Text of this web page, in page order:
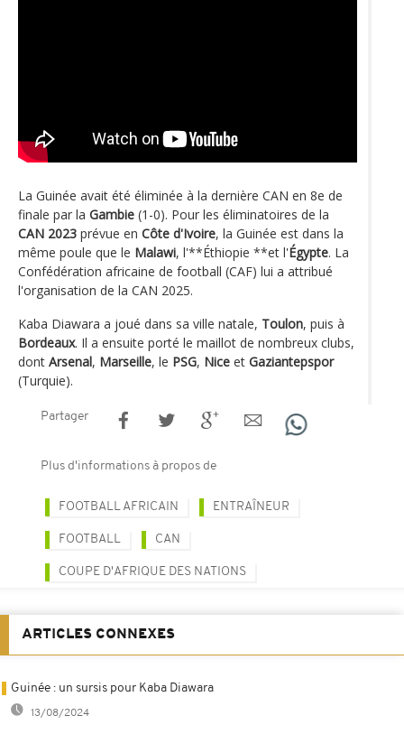
La Guinée avait été éliminée à la dernière CAN en 8e de
finale par la Gambie (1-0). Pour les éliminatoires de la
CAN 2023 prévue en Côte d'Ivoire, la Guinée est dans la
même poule que le Malawi, l'**Éthiopie **et l'Égypte. La
Confédération africaine de football (CAF) lui a attribué
l'organisation de la CAN 2025.
Kaba Diawara a joué dans sa ville natale, Toulon, puis à
Bordeaux. Il a ensuite porté le maillot de nombreux clubs,
dont Arsenal, Marseille, le PSG, Nice et Gaziantepspor
(Turquie).
Partager
Plus d'informations à propos de
FOOTBALL AFRICAIN ENTRAÎNEUR
FOOTBALL CAN
COUPE D'AFRIQUE DES NATIONS
ARTICLES CONNEXES
Guinée : un sursis pour Kaba Diawara
13/08/2024